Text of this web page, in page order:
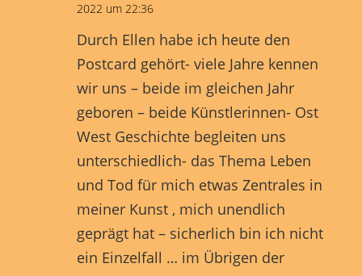
2022 um 22:36
Durch Ellen habe ich heute den
Postcard gehört- viele Jahre kennen
wir uns – beide im gleichen Jahr
geboren – beide Künstlerinnen- Ost
West Geschichte begleiten uns
unterschiedlich- das Thema Leben
und Tod für mich etwas Zentrales in
meiner Kunst , mich unendlich
geprägt hat – sicherlich bin ich nicht
ein Einzelfall … im Übrigen der